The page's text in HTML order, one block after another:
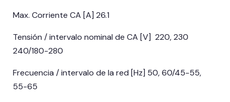
Max. Corriente CA [A] 26.1
Tensión / intervalo nominal de CA [V] 220, 230
240/180-280
Frecuencia / intervalo de la red [Hz] 50, 60/45-55,
55-65